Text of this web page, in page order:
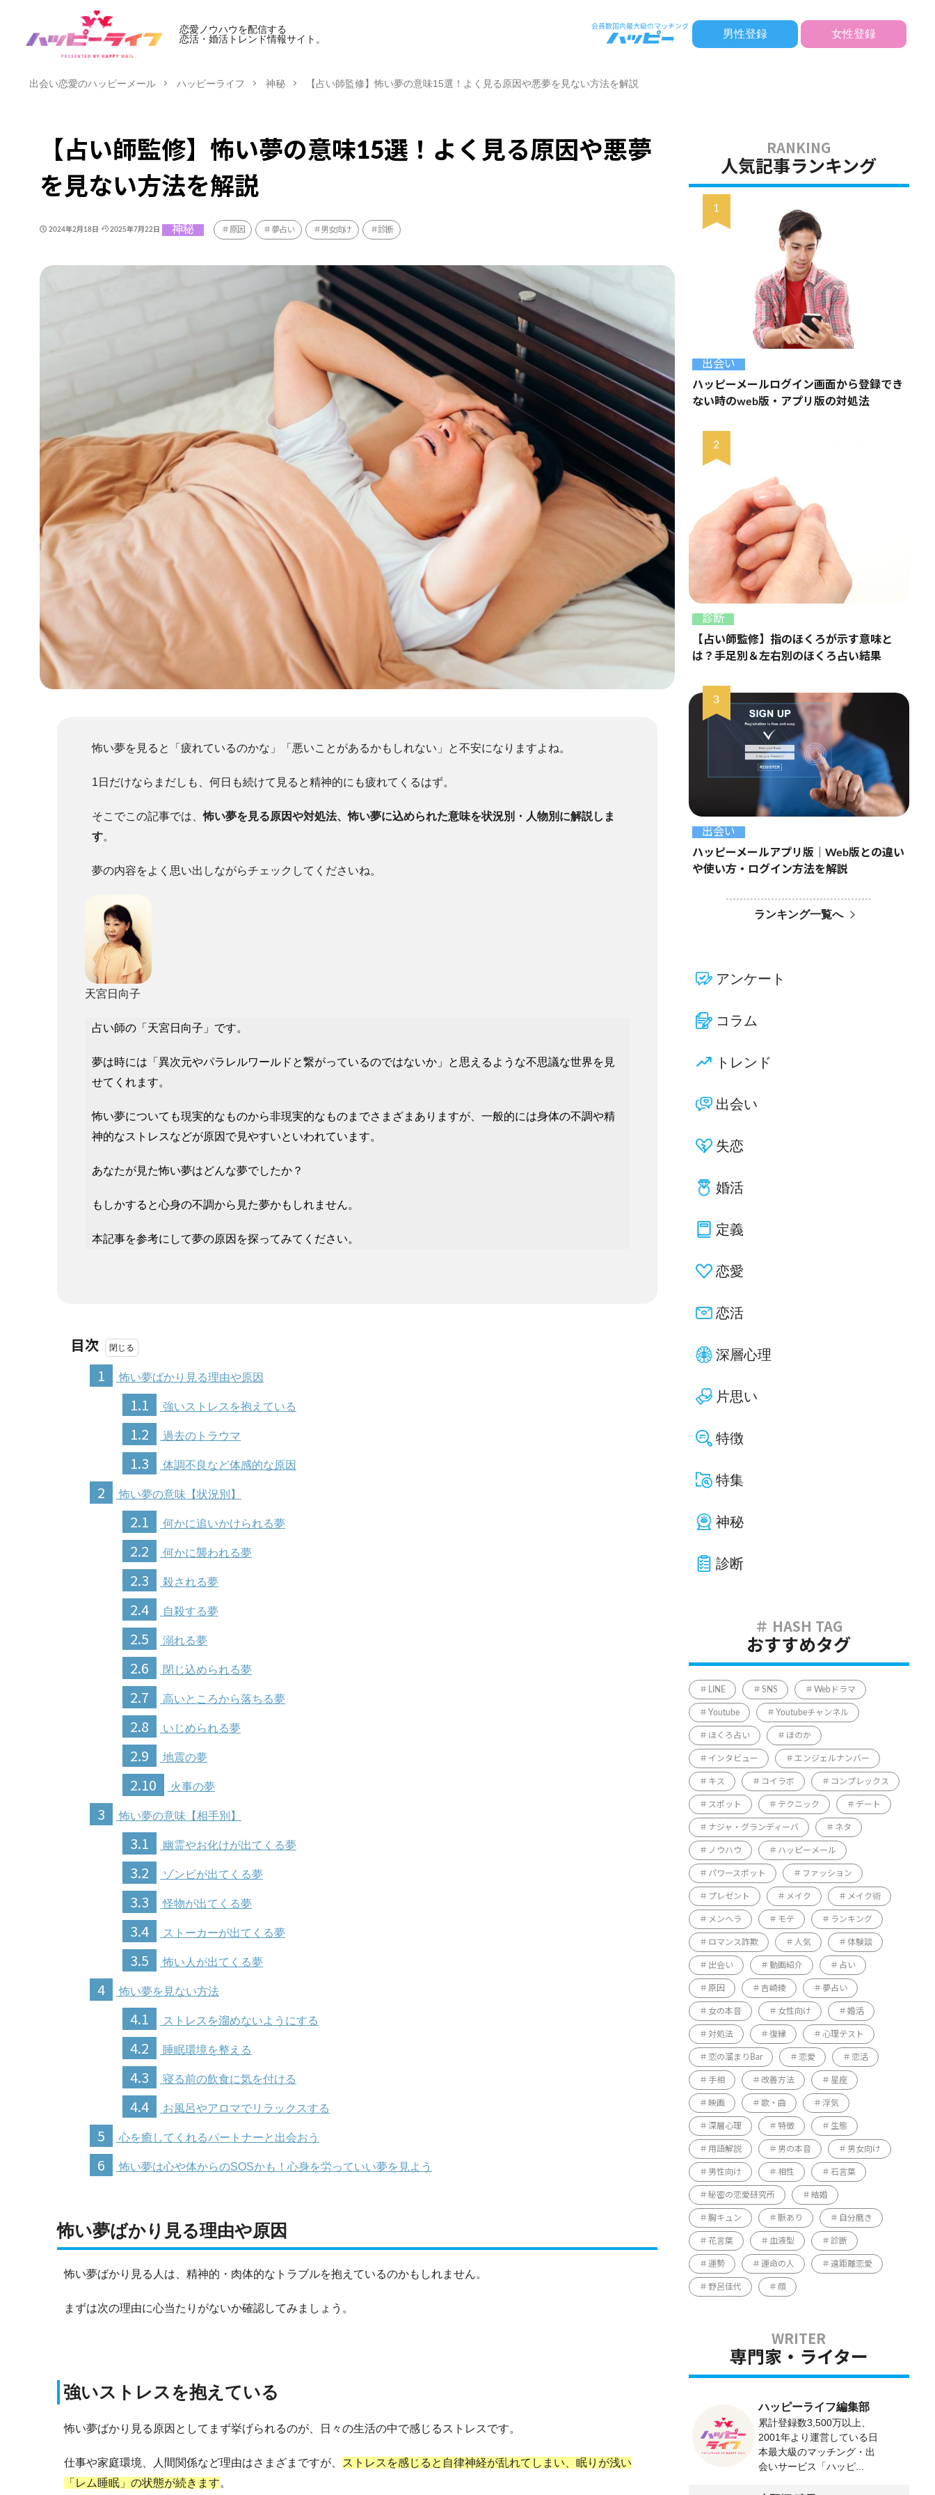
恋愛ノウハウを配信する
恋活・婚活トレンド情報サイト。
男性登録 女性登録
出会い恋愛のハッピーメール ハッピーライフ 神秘 【占い師監修】怖い夢の意味15選！よく見る原因や悪夢を見ない方法を解説
【占い師監修】怖い夢の意味15選！よく見る原因や悪夢
を見ない方法を解説
2024年2月18日 2025年7月22日 神秘 原因 夢占い 男女向け 診断
怖い夢を見ると「疲れているのかな」「悪いことがあるかもしれない」と不安になりますよね。
1日だけならまだしも、何日も続けて見ると精神的にも疲れてくるはず。
そこでこの記事では、怖い夢を見る原因や対処法、怖い夢に込められた意味を状況別・人物別に解説しま
す。
夢の内容をよく思い出しながらチェックしてくださいね。
天宮日向子
占い師の「天宮日向子」です。
夢は時には「異次元やパラレルワールドと繋がっているのではないか」と思えるような不思議な世界を見
せてくれます。
怖い夢についても現実的なものから非現実的なものまでさまざまありますが、一般的には身体の不調や精
神的なストレスなどが原因で見やすいといわれています。
あなたが見た怖い夢はどんな夢でしたか？
もしかすると心身の不調から見た夢かもしれません。
本記事を参考にして夢の原因を探ってみてください。
目次
1
怖い夢ばかり見る理由や原因
1.1 強いストレスを抱えている
1.2 過去のトラウマ
1.3 体調不良など体感的な原因
2 怖い夢の意味【状況別】
2.1 何かに追いかけられる夢
2.2 何かに襲われる夢
2.3 殺される夢
2.4 自殺する夢
2.5 溺れる夢
2.6 閉じ込められる夢
2.7 高いところから落ちる夢
2.8 いじめられる夢
2.9 地震の夢
2.10 火事の夢
3 怖い夢の意味【相手別】
3.1 幽霊やお化けが出てくる夢
3.2 ゾンビが出てくる夢
3.3 怪物が出てくる夢
3.4 ストーカーが出てくる夢
3.5 怖い人が出てくる夢
4 怖い夢を見ない方法
4.1 ストレスを溜めないようにする
4.2 睡眠環境を整える
4.3 寝る前の飲食に気を付ける
4.4 お風呂やアロマでリラックスする
5 心を癒してくれるパートナーと出会おう
6 怖い夢は心や体からのSOSかも！心身を労っていい夢を見よう
怖い夢ばかり見る理由や原因
怖い夢ばかり見る人は、精神的・肉体的なトラブルを抱えているのかもしれません。
まずは次の理由に心当たりがないか確認してみましょう。
強いストレスを抱えている
怖い夢ばかり見る原因としてまず挙げられるのが、日々の生活の中で感じるストレスです。
仕事や家庭環境、人間関係など理由はさまざまですが、
ストレスを感じると自律神経が乱れてしまい、眠りが浅い
「レム睡眠」の状態が続きます。
人気記事ランキング
出会い
ハッピーメールログイン画面から登録でき
ない時のweb版・アプリ版の対処法
診断
【占い師監修】指のほくろが示す意味と
は？手足別＆左右別のほくろ占い結果
出会い
ハッピーメールアプリ版｜Web版との違い
や使い方・ログイン方法を解説
ランキング一覧へ
アンケート
コラム
トレンド
出会い
失恋
婚活
定義
恋愛
恋活
深層心理
片思い
特徴
特集
神秘
診断
おすすめタグ
LINE SNS Webドラマ
Youtube Youtubeチャンネル
ほくろ占い ほのか
インタビュー エンジェルナンバー
キス コイラボ コンプレックス
スポット テクニック デート
ナジャ・グランディーバ ネタ
ノウハウ ハッピーメール
パワースポット ファッション
プレゼント メイク メイク術
メンヘラ モテ ランキング
ロマンス詐欺 人気 体験談
出会い 動画紹介 占い
原因 吉崎綾 夢占い
女の本音 女性向け 婚活
対処法 復縁 心理テスト
恋の溜まりBar 恋愛 恋活
手相 改善方法 星座
映画 歌・曲 浮気
深層心理 特徴 生態
用語解説 男の本音 男女向け
男性向け 相性 石言葉
秘密の恋愛研究所 結婚
胸キュン 脈あり 自分磨き
花言葉 血液型 診断
運勢 運命の人 遠距離恋愛
野呂佳代 顔
専門家・ライター
ハッピーライフ編集部
累計登録数3,500万以上、
2001年より運営している日
本最大級のマッチング・出
会いサービス「ハッピ...